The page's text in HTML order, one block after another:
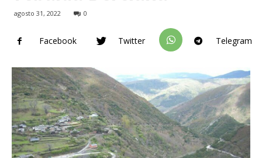
agosto 31, 2022 0
Facebook Twitter Telegram